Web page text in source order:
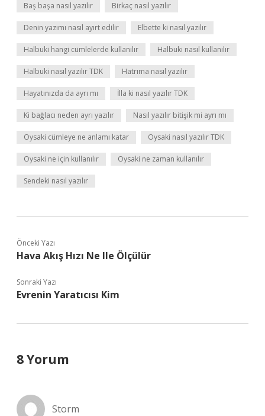
Baş başa nasıl yazılır Birkaç nasıl yazılır
Denin yazımı nasıl ayırt edilir Elbette ki nasıl yazılır
Halbuki hangi cümlelerde kullanılır Halbuki nasıl kullanılır
Halbuki nasıl yazılır TDK Hatrıma nasıl yazılır
Hayatınızda da ayrı mı İlla ki nasıl yazılır TDK
Ki bağlacı neden ayrı yazılır Nasıl yazılır bitişik mi ayrı mı
Oysaki cümleye ne anlamı katar Oysaki nasıl yazılır TDK
Oysaki ne için kullanılır Oysaki ne zaman kullanılır
Sendeki nasıl yazılır
Önceki Yazı
Hava Akış Hızı Ne Ile Ölçülür
Sonraki Yazı
Evrenin Yaratıcısı Kim
8 Yorum
Storm